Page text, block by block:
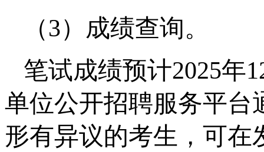
（3）成绩查询。
笔试成绩预计2025年
单位公开招聘服务平台
形有异议的考生，可在